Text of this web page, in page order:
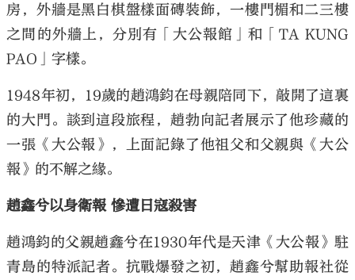
房，外牆是黑白棋盤樣面磚裝飾，一樓門楣和二三樓
之間的外牆上，分別有「大公報館」和「TA KUNG
PAO」字樣。
1948年初，19歲的趙鴻鈞在母親陪同下，敲開了這裏
的大門。談到這段旅程，趙勃向記者展示了他珍藏的
一張《大公報》，上面記錄了他祖父和父親與《大公
報》的不解之緣。
趙鑫兮以身衛報 慘遭日寇殺害
趙鴻鈞的父親趙鑫兮在1930年代是天津《大公報》駐
青島的特派記者。抗戰爆發之初，趙鑫兮幫助報社從